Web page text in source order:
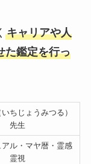
キャリアや人
た鑑定を行っ
ちじょうみつる）
先生
アル・マヤ暦・霊感
霊視